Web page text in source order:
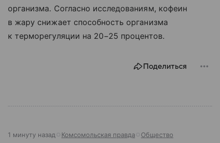
организма. Согласно исследованиям, кофеин
в жару снижает способность организма
к терморегуляции на 20−25 процентов.
Поделиться
1 минуту назад Комсомольская правда Общество